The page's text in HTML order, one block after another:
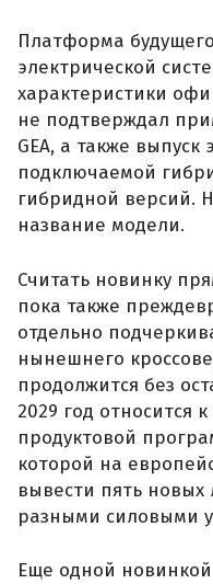
Платформа
электрической
характеристики
не подтверждал
GEA, а также выпуск
подключаемой
гибридной версий.
название модели.
Считать новинку
пока также
отдельно
нынешнего
продолжится без
2029 год относится
продуктовой
которой на
вывести пять новых
разными силовыми
Еще одной